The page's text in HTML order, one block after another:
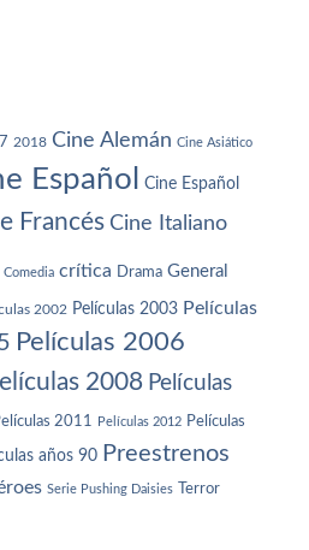
2018 Cine Alemán Cine Asiático
Español Cine Español
Francés Cine Italiano
Comedia crítica Drama General
2002 Películas 2003 Películas
Películas 2006
2008 Películas
2011 Películas 2012 Películas
años 90 Preestrenos
Serie Pushing Daisies Terror